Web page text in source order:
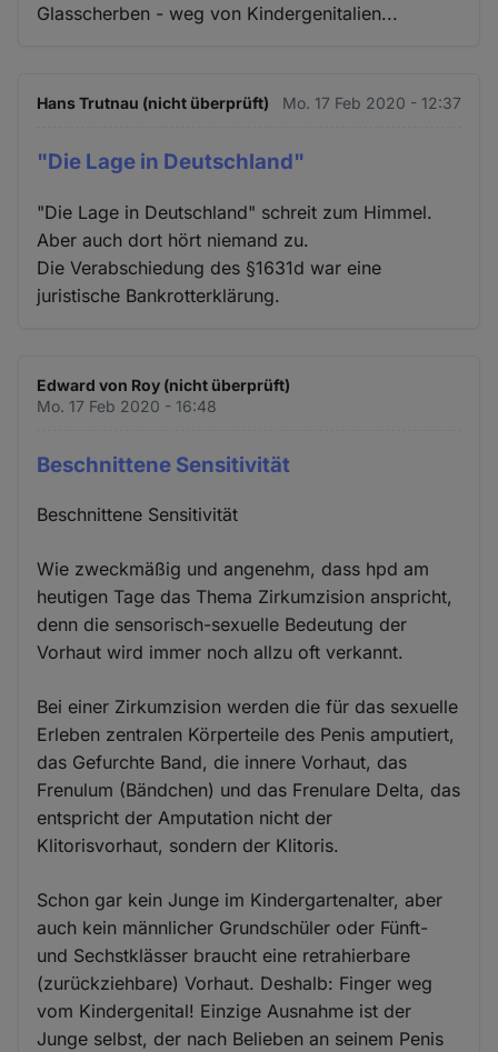
Glasscherben - weg von Kindergenitalien...
Hans Trutnau (nicht überprüft) Mo. 17 Feb 2020 - 12:37
"Die Lage in Deutschland"
"Die Lage in Deutschland" schreit zum Himmel.
Aber auch dort hört niemand zu.
Die Verabschiedung des §1631d war eine
juristische Bankrotterklärung.
Edward von Roy (nicht überprüft)
Mo. 17 Feb 2020 - 16:48
Beschnittene Sensitivität
Beschnittene Sensitivität
Wie zweckmäßig und angenehm, dass hpd am
heutigen Tage das Thema Zirkumzision anspricht,
denn die sensorisch-sexuelle Bedeutung der
Vorhaut wird immer noch allzu oft verkannt.
Bei einer Zirkumzision werden die für das sexuelle
Erleben zentralen Körperteile des Penis amputiert,
das Gefurchte Band, die innere Vorhaut, das
Frenulum (Bändchen) und das Frenulare Delta, das
entspricht der Amputation nicht der
Klitorisvorhaut, sondern der Klitoris.
Schon gar kein Junge im Kindergartenalter, aber
auch kein männlicher Grundschüler oder Fünft-
und Sechstklässer braucht eine retrahierbare
(zurückziehbare) Vorhaut. Deshalb: Finger weg
vom Kindergenital! Einzige Ausnahme ist der
Junge selbst, der nach Belieben an seinem Penis